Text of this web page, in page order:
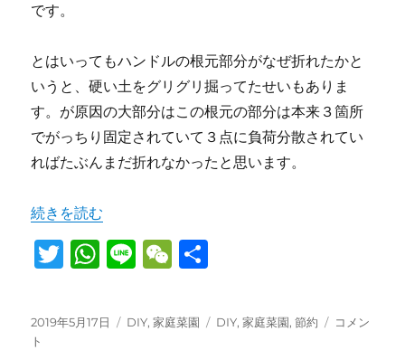
です。
とはいってもハンドルの根元部分がなぜ折れたかと
いうと、硬い土をグリグリ掘ってたせいもありま
す。が原因の大部分はこの根元の部分は本来３箇所
でがっちり固定されていて３点に負荷分散されてい
ればたぶんまだ折れなかったと思います。
“耕運機 Robin PRO 310 管理機のハンドル支柱が折れた
続きを読む
T
it
W
at
Li
e
W
C
投
稿
2019年5月17日
カ
DIY,家庭菜園
タ
DIY,家庭菜園,節約
耕
コメン
ト